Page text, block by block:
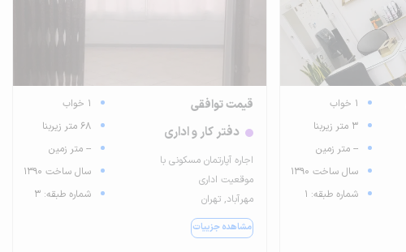
1 خواب
3 متر زیربنا
-- متر زمین
سال ساخت 1390
شماره طبقه: 1
قیمت توافقی
دفتر کار و اداری
اجاره آپارتمان مسکونی با
موقعیت اداری
مهرآباد, تهران
مشاهده جزییات
1 خواب
68 متر زیربنا
-- متر زمین
سال ساخت 1390
شماره طبقه: 3